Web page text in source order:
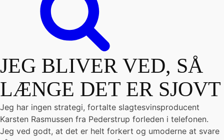
JEG BLIVER VED, SÅ
LÆNGE DET ER SJOVT
Jeg har ingen strategi, fortalte slagtesvinsproducent
Karsten Rasmussen fra Pederstrup forleden i telefonen.
Jeg ved godt, at det er helt forkert og umoderne at svare